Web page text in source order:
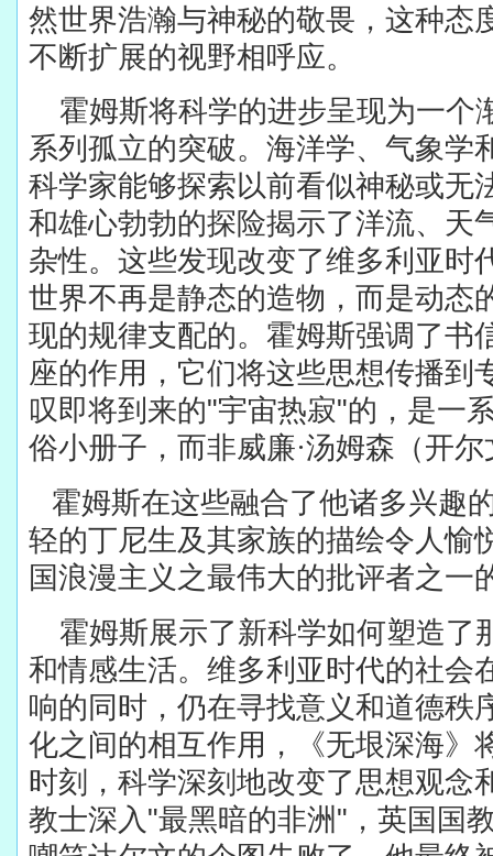
然世界浩瀚与神秘的敬畏，这种态
不断扩展的视野相呼应。
霍姆斯将科学的进步呈现为一个
系列孤立的突破。海洋学、气象学
科学家能够探索以前看似神秘或无
和雄心勃勃的探险揭示了洋流、天
杂性。这些发现改变了维多利亚时
世界不再是静态的造物，而是动态
现的规律支配的。霍姆斯强调了书
座的作用，它们将这些思想传播到
叹即将到来的"宇宙热寂"的，是一
俗小册子，而非威廉·汤姆森（开
霍姆斯在这些融合了他诸多兴趣
轻的丁尼生及其家族的描绘令人愉
国浪漫主义之最伟大的批评者之一
霍姆斯展示了新科学如何塑造了
和情感生活。维多利亚时代的社会
响的同时，仍在寻找意义和道德秩
化之间的相互作用，《无垠深海》
时刻，科学深刻地改变了思想观念
教士深入 "最黑暗的非洲 " ，英国国